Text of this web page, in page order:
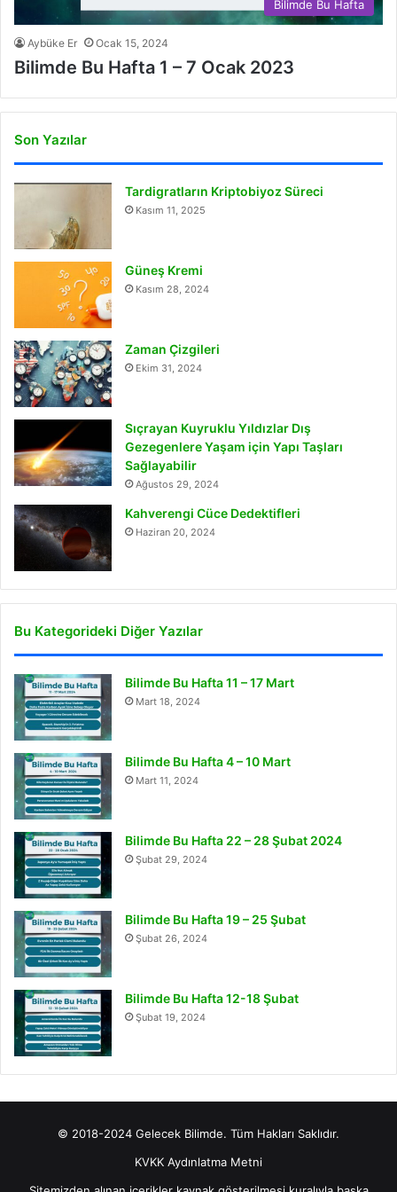
Bilimde Bu Hafta
Aybüke Er Ocak 15, 2024
Bilimde Bu Hafta 1 – 7 Ocak 2023
Son Yazılar
Tardigratların Kriptobiyoz Süreci
Kasım 11, 2025
Güneş Kremi
Kasım 28, 2024
Zaman Çizgileri
Ekim 31, 2024
Sıçrayan Kuyruklu Yıldızlar Dış
Gezegenlere Yaşam için Yapı Taşları
Sağlayabilir
Ağustos 29, 2024
Kahverengi Cüce Dedektifleri
Haziran 20, 2024
Bu Kategorideki Diğer Yazılar
Bilimde Bu Hafta 11 – 17 Mart
Mart 18, 2024
Bilimde Bu Hafta 4 – 10 Mart
Mart 11, 2024
Bilimde Bu Hafta 22 – 28 Şubat 2024
Şubat 29, 2024
Bilimde Bu Hafta 19 – 25 Şubat
Şubat 26, 2024
Bilimde Bu Hafta 12-18 Şubat
Şubat 19, 2024
© 2018-2024 Gelecek Bilimde. Tüm Hakları Saklıdır.
KVKK Aydınlatma Metni